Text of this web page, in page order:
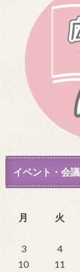
イベント・会
月
火
3
4
10
11